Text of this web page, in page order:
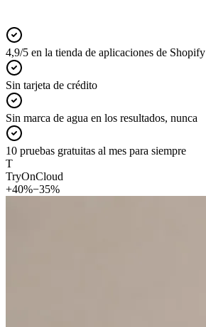
4,9/5 en la tienda de aplicaciones de Shopify
Sin tarjeta de crédito
Sin marca de agua en los resultados, nunca
10 pruebas gratuitas al mes para siempre
T
TryOnCloud
+40%−35%